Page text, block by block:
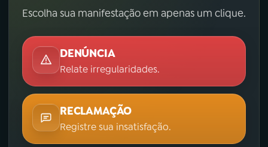
Escolha sua manifestação em apenas um clique.
DENÚNCIA
Relate irregularidades.
RECLAMAÇÃO
Registre sua insatisfação.